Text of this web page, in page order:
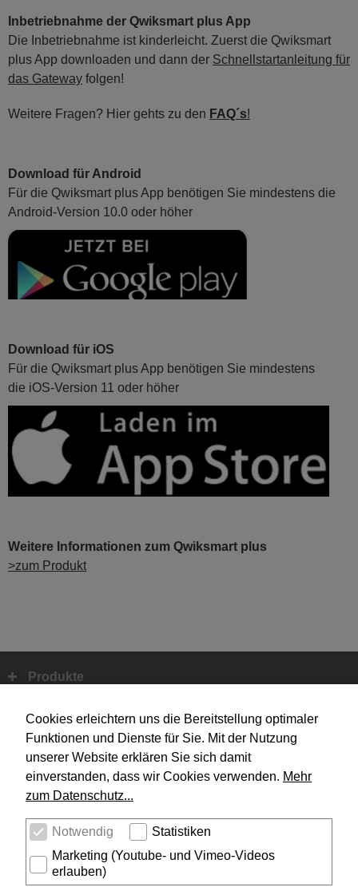
Cookies erleichtern uns die Bereitstellung optimaler
Funktionen und Dienste für Sie. Mit der Nutzung
unserer Website erklären Sie sich damit
einverstanden, dass wir Cookies verwenden. Mehr
zum Datenschutz...
Notwendig
Statistiken
Marketing (Youtube- und Vimeo-Videos
erlauben)
Inbetriebnahme der Qwiksmart plus App
Die Inbetriebnahme ist kinderleicht. Zuerst die Qwiksmart
plus App downloaden und dann der Schnellstartanleitung für
das Gateway folgen!
Weitere Fragen? Hier gehts zu den FAQ´s!
Download für Android
Für die Qwiksmart plus App benötigen Sie mindestens die
Android-Version 10.0 oder höher
Download für iOS
Für die Qwiksmart plus App benötigen Sie mindestens
die iOS-Version 11 oder höher
Weitere Informationen zum Qwiksmart plus
>zum Produkt
Produkte
Systemtechnik
Design
Unternehmen
Service
Rechtliches